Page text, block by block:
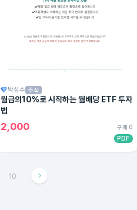
박성수 주식
월급의10%로 시작하는 월배당 ETF 투자
법
2,000
구매 0
PDF
10